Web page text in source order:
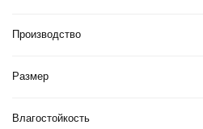
Производство
Размер
Влагостойкость